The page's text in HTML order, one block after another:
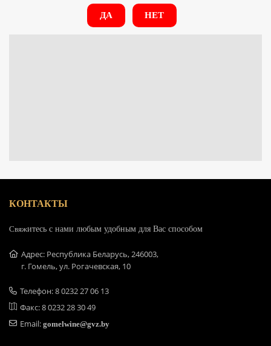
ДА НЕТ
КОНТАКТЫ
Свяжитесь с нами любым удобным для Вас способом
Адрес: Республика Беларусь, 246003,
г. Гомель, ул. Рогачевская, 10
Телефон: 8 0232 27 06 13
Факс: 8 0232 28 30 49
Email: gomelwine@gvz.by